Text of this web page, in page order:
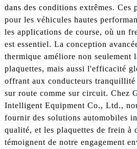
dans des conditions extrêmes. Ces
pour les véhicules hautes
les applications de course, où un
est essentiel. La conception
thermique améliore non seulement
plaquettes, mais aussi l'efficacité
offrant aux conducteurs
sur route comme sur circuit. Chez
Intelligent Equipment Co., Ltd.,
fournir des solutions automobiles
qualité, et les plaquettes de frein à
témoignent de notre engagement